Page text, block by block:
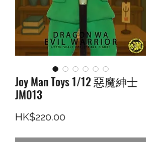
Joy Man Toys 1/12 惡魔紳士
JM013
HK$220.00價格